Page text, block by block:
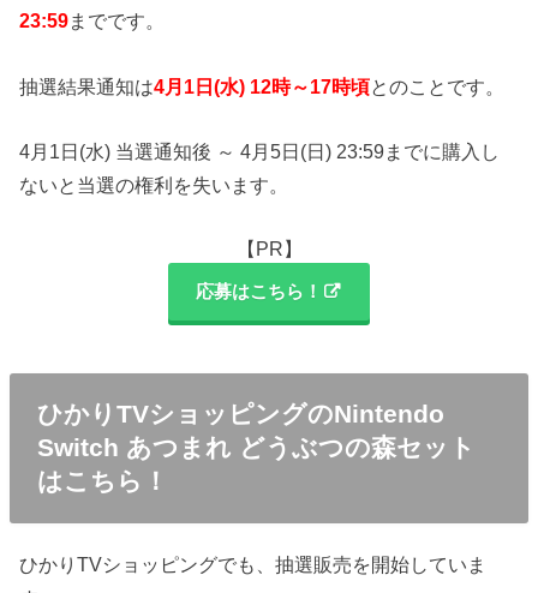
23:59までです。
抽選結果通知は4月1日(水) 12時～17時頃とのことです。
4月1日(水) 当選通知後 ～ 4月5日(日) 23:59までに購入し
ないと当選の権利を失います。
【PR】
応募はこちら！
ひかりTVショッピングのNintendo
Switch あつまれ どうぶつの森セット
はこちら！
ひかりTVショッピングでも、抽選販売を開始していま